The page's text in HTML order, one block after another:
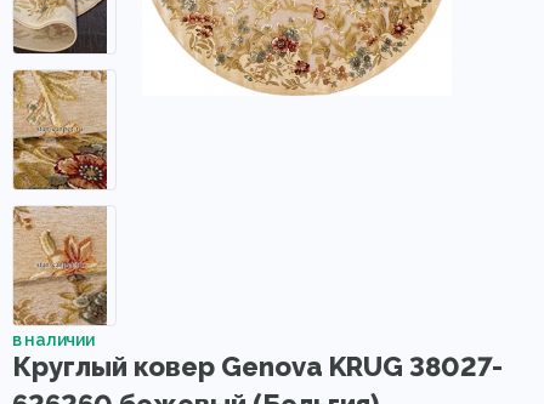
в наличии
Круглый ковер Genova KRUG 38027-